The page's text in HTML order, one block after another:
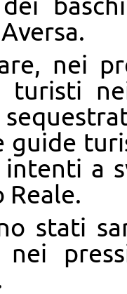
nei
turisti
guide
intenti a
Reale.
stati
nei